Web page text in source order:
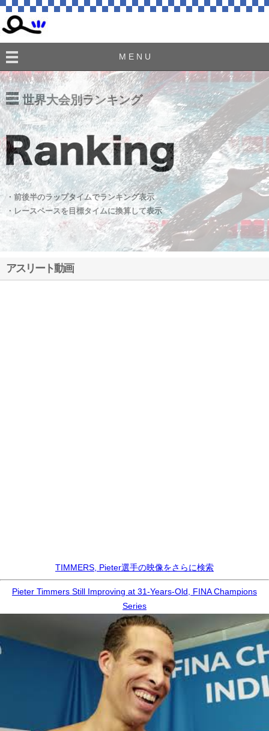
M E N U
世界大会別ランキング
・前後半のラップタイムでランキング表示
・レースペースを目標タイムに換算して表示
アスリート動画
TIMMERS, Pieter選手の映像をさらに検索
Pieter Timmers Still Improving at 31-Years-Old, FINA Champions
Series